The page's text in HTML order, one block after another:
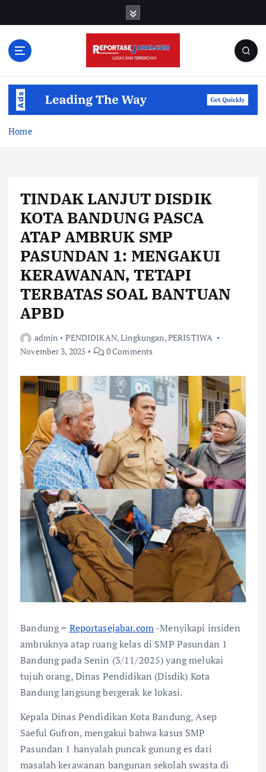
Home
TINDAK LANJUT DISDIK
KOTA BANDUNG PASCA
ATAP AMBRUK SMP
PASUNDAN 1: MENGAKUI
KERAWANAN, TETAPI
TERBATAS SOAL BANTUAN
APBD
admin PENDIDIKAN,Lingkungan,PERISTIWA
November 3, 2025
0 Comments
​Bandung = Reportasejabar.com-Menyikapi insiden
ambruknya atap ruang kelas di SMP Pasundan 1
Bandung pada Senin (3/11/2025) yang melukai
tujuh orang, Dinas Pendidikan (Disdik) Kota
Bandung langsung bergerak ke lokasi.
Kepala Dinas Pendidikan Kota Bandung, Asep
Saeful Gufron, mengakui bahwa kasus SMP
Pasundan 1 hanyalah puncak gunung es dari
masalah kerawanan bangunan sekolah swasta di